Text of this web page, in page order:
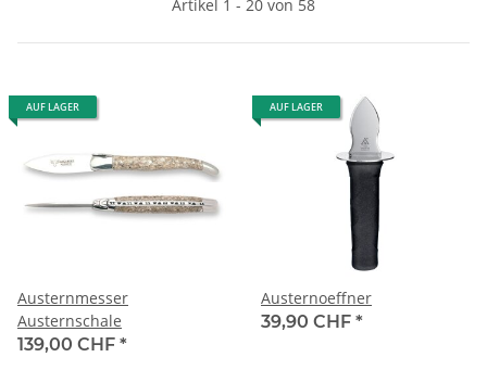
Artikel 1 - 20 von 58
AUF LAGER
Austernmesser
Austernschale
139,00 CHF *
AUF LAGER
Austernoeffner
39,90 CHF *